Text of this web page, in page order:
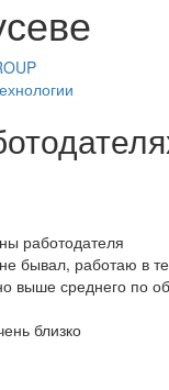
работодателя
бывал, работаю в
выше среднего по
близко